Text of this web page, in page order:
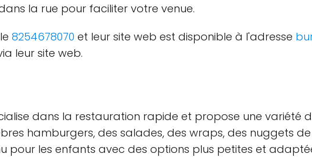
la rue pour faciliter votre venue.
8254678070 et leur site web est disponible à l'adresse
leur site web.
dans la restauration rapide et propose une variété
hamburgers, des salades, des wraps, des nuggets
pour les enfants avec des options plus petites et